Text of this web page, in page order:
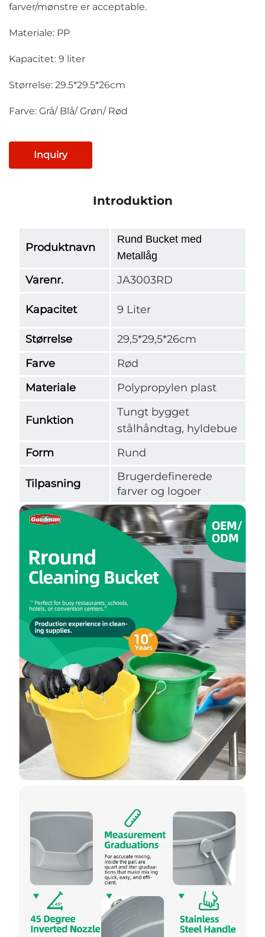
farver/mønstre er acceptable.
Materiale: PP
Kapacitet: 9 liter
Størrelse: 29.5*29.5*26cm
Farve: Grå/ Blå/ Grøn/ Rød
Inquiry
Introduktion
Produktnavn
Rund Bucket med
Metallåg
Varenr. JA3003RD
Kapacitet 9 Liter
Størrelse
29,5*29,5*26cm
Farve
Rød
Materiale
Polypropylen plast
Funktion
Tungt bygget
stålhåndtag, hyldebue
Form
Rund
Tilpasning
Brugerdefinerede
farver og logoer